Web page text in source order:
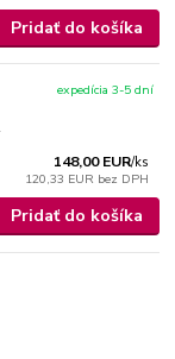
Pridať do košíka
148,00 EUR/ks
120,33 EUR bez DPH
expedícia 3-5 dní
Pridať do košíka